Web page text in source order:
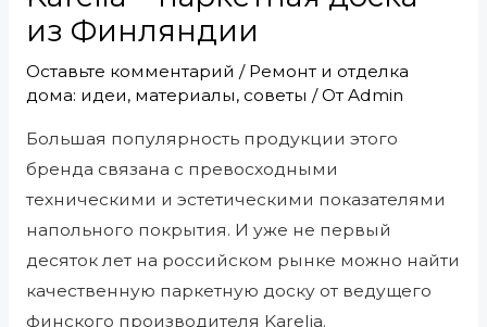
из Финляндии
Оставьте комментарий / Ремонт и отделка
дома: идеи, материалы, советы / От Admin
Большая популярность продукции этого
бренда связана с превосходными
техническими и эстетическими показателями
напольного покрытия. И уже не первый
десяток лет на российском рынке можно найти
качественную паркетную доску от ведущего
финского производителя Karelia.